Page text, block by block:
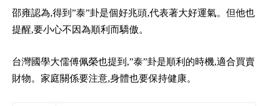
邵雍認為,得到”泰”卦是個好兆頭,代表著大好運氣。但他也
提醒,要小心不因為順利而驕傲。
台灣國學大儒傅佩榮也提到,”泰”卦是順利的時機,適合買賣
財物。家庭關係要注意,身體也要保持健康。